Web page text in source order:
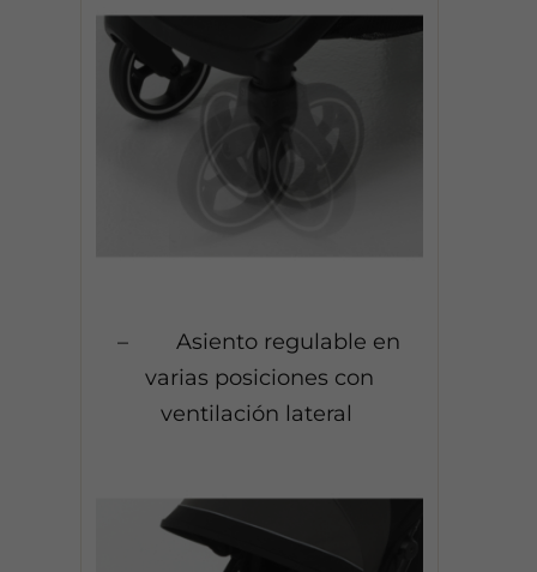
– Asiento regulable en
varias posiciones con
ventilación lateral